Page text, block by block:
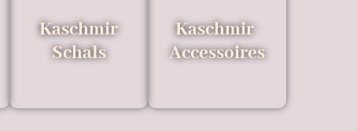
Kaschmir
Schals
Kaschmir-
Accessoires